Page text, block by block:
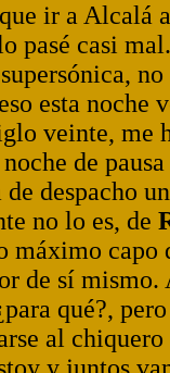
ir a Alcalá
pasé casi
esta
veinte, me
de
despacho
no lo es, de
máximo
de sí
qué?,
al